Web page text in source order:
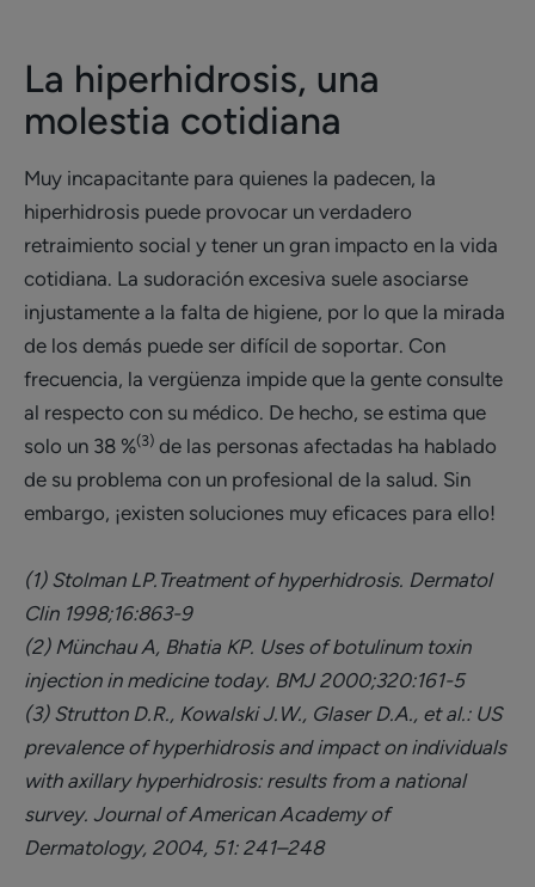
La hiperhidrosis, una
molestia cotidiana
Muy incapacitante para quienes la padecen, la
hiperhidrosis puede provocar un verdadero
retraimiento social y tener un gran impacto en la vida
cotidiana. La sudoración excesiva suele asociarse
injustamente a la falta de higiene, por lo que la mirada
de los demás puede ser difícil de soportar. Con
frecuencia, la vergüenza impide que la gente consulte
al respecto con su médico. De hecho, se estima que
solo un 38 %(3) de las personas afectadas ha hablado
de su problema con un profesional de la salud. Sin
embargo, ¡existen soluciones muy eficaces para ello!
(1) Stolman LP.Treatment of hyperhidrosis. Dermatol
Clin 1998;16:863-9
(2) Münchau A, Bhatia KP. Uses of botulinum toxin
injection in medicine today. BMJ 2000;320:161-5
(3) Strutton D.R., Kowalski J.W., Glaser D.A., et al.: US
prevalence of hyperhidrosis and impact on individuals
with axillary hyperhidrosis: results from a national
survey. Journal of American Academy of
Dermatology, 2004, 51: 241–248